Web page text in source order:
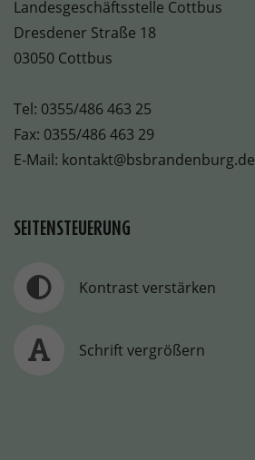
Landesgeschäftsstelle Cottbus
Dresdener Straße 18
03050 Cottbus
Tel: 0355/486 463 25
Fax: 0355/486 463 29
E-Mail: kontakt@bsbrandenburg.de
SEITENSTEUERUNG
Kontrast verstärken
Schrift vergrößern